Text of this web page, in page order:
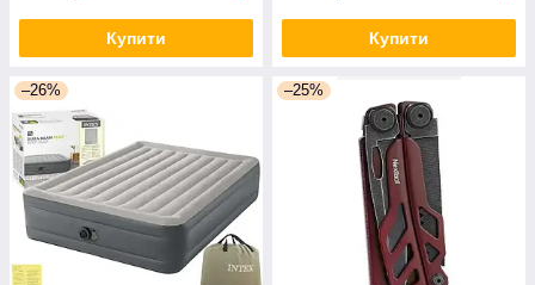
Купити Купити
–26% –25%